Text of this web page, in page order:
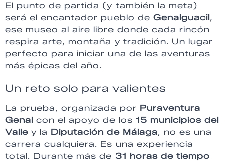
El punto de partida (y también la meta)
será el encantador pueblo de Genalguacil,
ese museo al aire libre donde cada rincón
respira arte, montaña y tradición. Un lugar
perfecto para iniciar una de las aventuras
más épicas del año.
Un reto solo para valientes
La prueba, organizada por Puraventura
Genal con el apoyo de los 15 municipios del
Valle y la Diputación de Málaga, no es una
carrera cualquiera. Es una experiencia
total. Durante más de 31 horas de tiempo